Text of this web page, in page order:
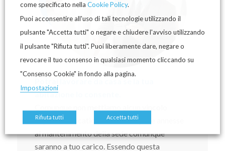
abitazione lo consente.
rispetto la location. Eventuali spese annesse
al mantenimento della sede comunque
saranno a tuo carico. Essendo questa
come specificato nella Cookie Policy.
Puoi acconsentire all'uso di tali tecnologie utilizzando il
pulsante "Accetta tutti" o negare e chiudere l'avviso utilizzando
il pulsante "Rifiuta tutti". Puoi liberamente dare, negare o
revocare il tuo consenso in qualsiasi momento cliccando su
"Consenso Cookie" in fondo alla pagina.
Impostazioni
Rifiuta tutti Accetta tutti